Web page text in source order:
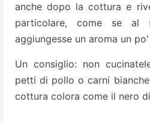
anche dopo la cottura e
particolare, come se al
aggiungesse un aroma un
Un consiglio: non
petti di pollo o carni
cottura colora come il nero